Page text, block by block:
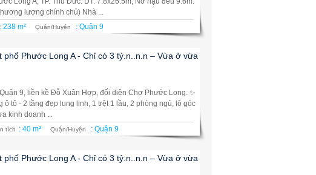
lượng chính chủ) Nhà ...
: 238 m² Quận/Huyện : Quận 9
phố Phước Long A - Chỉ có 3 tỷ.n..n.n – Vừa ở vừa
9, liền kề Đỗ Xuân Hợp, đối diện Chợ Phước Long. ✨
ô tô - 2 tầng đẹp lung linh, 1 trệt 1 lầu, 2 phòng ngủ, lô góc
kinh doanh ...
tích : 40 m² Quận/Huyện : Quận 9
phố Phước Long A - Chỉ có 3 tỷ.n..n.n – Vừa ở vừa